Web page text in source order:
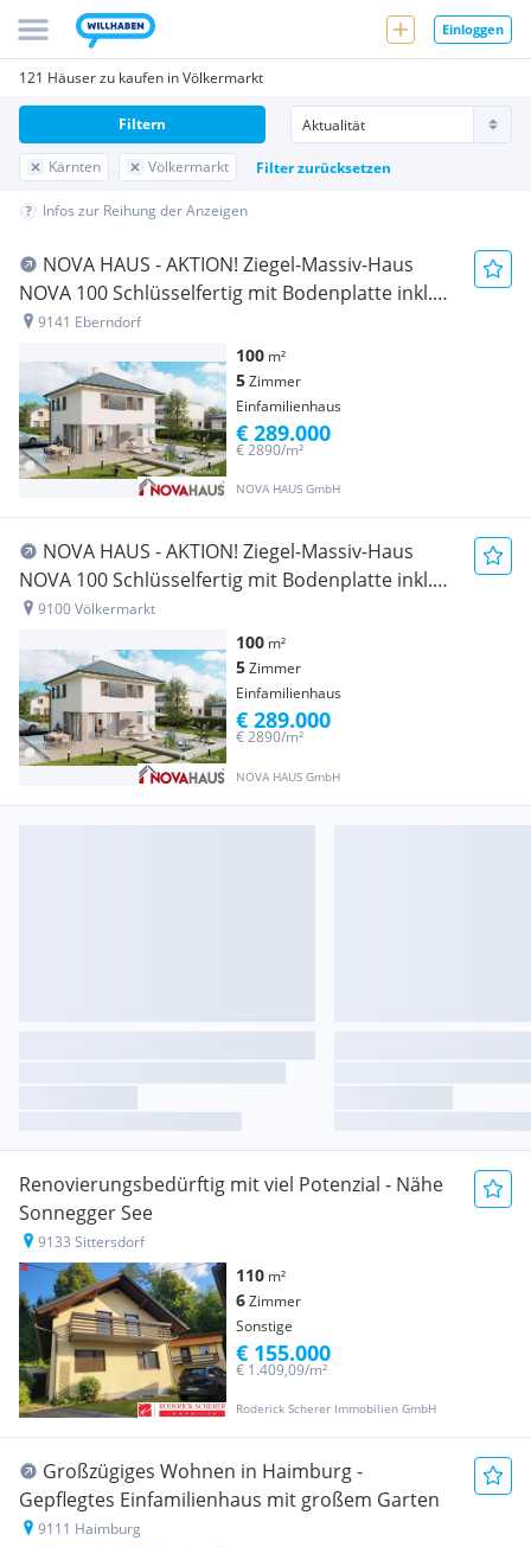
Einloggen
121 Häuser zu kaufen in Völkermarkt
Kärnten Völkermarkt Filter zurücksetzen
Filtern
Infos zur Reihung der Anzeigen
NOVA HAUS - AKTION! Ziegel-Massiv-Haus
NOVA 100 Schlüsselfertig mit Bodenplatte inkl.
Erdarbeiten zum Fixpreis
9141 Eberndorf
100 m²
5Zimmer
Einfamilienhaus
NOVA HAUS GmbH
€ 2890/m²
€ 289.000
NOVA HAUS - AKTION! Ziegel-Massiv-Haus
NOVA 100 Schlüsselfertig mit Bodenplatte inkl.
Erdarbeiten zum Fixpreis
9100 Völkermarkt
100 m²
5Zimmer
Einfamilienhaus
NOVA HAUS GmbH
€ 2890/m²
€ 289.000
Renovierungsbedürftig mit viel Potenzial - Nähe
Sonnegger See
9133 Sittersdorf
110 m²
6Zimmer
Sonstige
Roderick Scherer Immobilien GmbH
€ 1.409,09/m²
€ 155.000
Großzügiges Wohnen in Haimburg -
Gepflegtes Einfamilienhaus mit großem Garten
9111 Haimburg